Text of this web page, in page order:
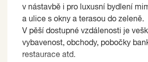
v nástavbě i pro luxusní bydlení
a ulice s okny a terasou do zeleně.
V pěší dostupné vzdálenosti je
vybavenost, obchody, pobočky
restaurace atd.